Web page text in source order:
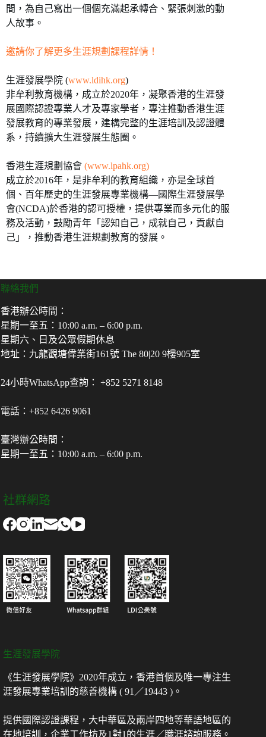
間，為自己寫出一個個充滿起承轉合、緊張刺激的動
人故事。
邀請你了解更多生涯規劃課程詳情！
生涯發展學院 (www.ldihk.org)
非牟利教育機構，成立於2020年，凝聚香港的生涯發
展國際認證專業人才及專家學者，專注推動香港生涯
發展教育的專業發展，建構完整的生涯培訓及認證體
系，持續擴大生涯發展生態圈。
香港生涯規劃協會 (www.lpahk.org)
成立於2016年，是非牟利的教育組織，亦是全球首
個、百年歷史的生涯發展專業機構—國際生涯發展學
會(NCDA)於香港的認可授權，提供專業而多元化的服
務及活動，鼓勵青年「認知自己，成就自己，貢獻自
己」，推動香港生涯規劃教育的發展。
聯絡我們
香港辦公時間：
星期一至五：10:00 a.m. – 6:00 p.m.
星期六、日及公眾假期休息
地址：九龍觀塘偉業街161號 The 80|20 9樓905室
24小時WhatsApp查詢： +852 5271 8148
電話：+852 6426 9061
臺灣辦公時間：
星期一至五：10:00 a.m. – 6:00 p.m.
社群網路
生涯發展學院
《生涯發展學院》2020年成立，香港首個及唯一專注生
涯發展專業培訓的慈善機構 ( 91／19443 )。
提供國際認證課程，大中華區及兩岸四地等華語地區的
在地培訓，企業工作坊及1對1的生涯／職涯諮詢服務。